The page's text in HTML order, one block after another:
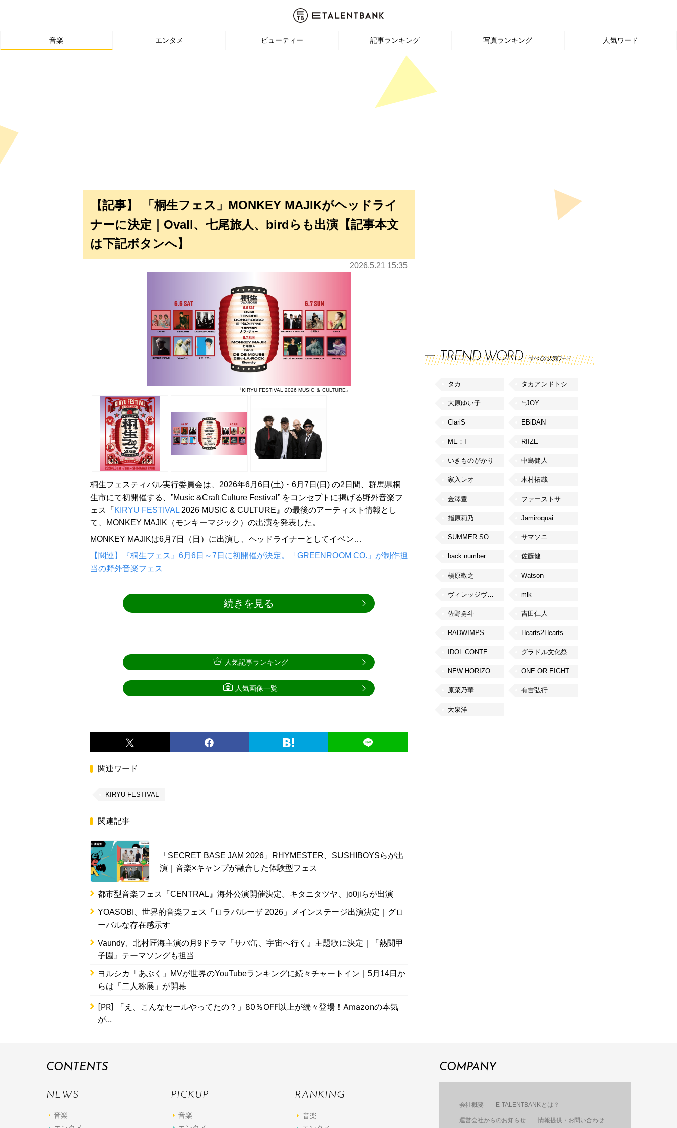
音楽 エンタメ ビューティー 記事ランキング 写真ランキング 人気ワード
【記事】 「桐生フェス」MONKEY MAJIKがヘッドライ
ナーに決定｜Ovall、七尾旅人、birdらも出演【記事本文
は下記ボタンへ】
2026.5.21 15:35
『KIRYU FESTIVAL 2026 MUSIC ＆ CULTURE』
桐生フェスティバル実行委員会は、2026年6月6日(土)・6月7日(日) の2日間、群馬県桐
生市にて初開催する、”Music &Craft Culture Festival” をコンセプトに掲げる野外音楽フ
ェス『KIRYU FESTIVAL 2026 MUSIC & CULTURE』の最後のアーティスト情報とし
て、MONKEY MAJIK（モンキーマジック）の出演を発表した。
MONKEY MAJIKは6月7日（日）に出演し、ヘッドライナーとしてイベン…
【関連】『桐生フェス』6月6日～7日に初開催が決定。「GREENROOM CO.」が制作担
当の野外音楽フェス
続きを見る
関連ワード
KIRYU FESTIVAL
関連記事
「SECRET BASE JAM 2026」RHYMESTER、SUSHIBOYSらが出
演｜音楽×キャンプが融合した体験型フェス
都市型音楽フェス『CENTRAL』海外公演開催決定。キタニタツヤ、jo0jiらが出演
YOASOBI、世界的音楽フェス「ロラパルーザ 2026」メインステージ出演決定｜グロ
ーバルな存在感示す
Vaundy、北村匠海主演の月9ドラマ『サバ缶、宇宙へ行く』主題歌に決定｜『熱闘甲
子園』テーマソングも担当
ヨルシカ「あぶく」MVが世界のYouTubeランキングに続々チャートイン｜5月14日か
らは「二人称展」が開幕
[PR]
「え、こんなセールやってたの？」80％OFF以上が続々登場！Amazonの本気
が...
人気記事ランキング
人気画像一覧
TREND WORD すべての人気ワード
タカ タカアンドトシ
大原ゆい子 ≒JOY
ClariS EBiDAN
ME：I RIIZE
いきものがかり 中島健人
家入レオ 木村拓哉
金澤豊 ファーストサマーウイカ
指原莉乃 Jamiroquai
SUMMER SONIC サマソニ
back number 佐藤健
槇原敬之 Watson
ヴィレッジヴァンガード mlk
佐野勇斗 吉田仁人
RADWIMPS Hearts2Hearts
IDOL CONTENT EXPO グラドル文化祭
NEW HORIZON FEST ONE OR EIGHT
原菜乃華 有吉弘行
大泉洋
CONTENTS
NEWS
音楽
PICKUP
音楽
RANKING
音楽
COMPANY
会社概要 E-TALENTBANKとは？
運営会社からのお知らせ 情報提供・お問い合わせ